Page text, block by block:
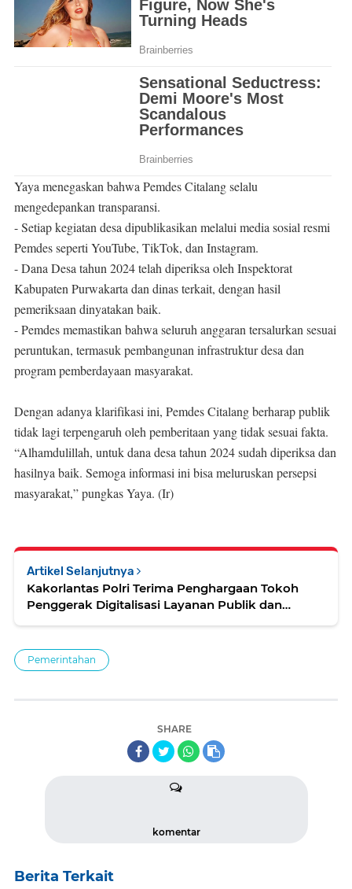
Yaya menegaskan bahwa Pemdes Citalang selalu
mengedepankan transparansi.
- Setiap kegiatan desa dipublikasikan melalui media sosial resmi
Pemdes seperti YouTube, TikTok, dan Instagram.
- Dana Desa tahun 2024 telah diperiksa oleh Inspektorat
Kabupaten Purwakarta dan dinas terkait, dengan hasil
pemeriksaan dinyatakan baik.
- Pemdes memastikan bahwa seluruh anggaran tersalurkan sesuai
peruntukan, termasuk pembangunan infrastruktur desa dan
program pemberdayaan masyarakat.
Dengan adanya klarifikasi ini, Pemdes Citalang berharap publik
tidak lagi terpengaruh oleh pemberitaan yang tidak sesuai fakta.
“Alhamdulillah, untuk dana desa tahun 2024 sudah diperiksa dan
hasilnya baik. Semoga informasi ini bisa meluruskan persepsi
masyarakat,” pungkas Yaya. (Ir)
Artikel Selanjutnya
Kakorlantas Polri Terima Penghargaan Tokoh
Penggerak Digitalisasi Layanan Publik dan
Pemerintahan
SHARE
komentar
Berita Terkait